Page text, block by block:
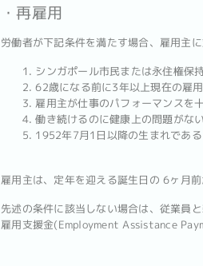
・再雇用
労働者が下記条件を満たす場合、雇用主
1. シンガポール市民または永住権保
2. 62歳になる前に3年以上現在の雇用
3. 雇用主が仕事のパフォーマンスを
4. 働き続けるのに健康上の問題がな
5. 1952年7月1日以降の生まれである
雇用主は、定年を迎える誕生日の 6ヶ月
先述の条件に該当しない場合は、従業員
雇用支援金(Employment Assistance